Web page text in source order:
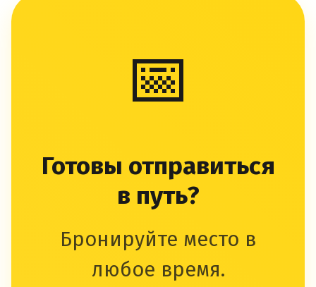
📅
Готовы отправиться
в путь?
Бронируйте место в
любое время.